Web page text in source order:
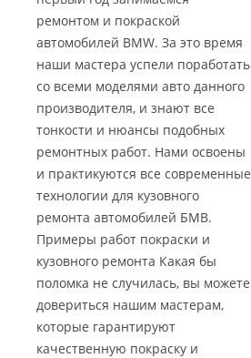
ремонтом и покраской
автомобилей BMW. За это время
наши мастера успели поработать
со всеми моделями авто данного
производителя, и знают все
тонкости и нюансы подобных
ремонтных работ. Нами освоены
и практикуются все современные
технологии для кузовного
ремонта автомобилей БМВ.
Примеры работ покраски и
кузовного ремонта Какая бы
поломка не случилась, вы можете
довериться нашим мастерам,
которые гарантируют
качественную покраску и